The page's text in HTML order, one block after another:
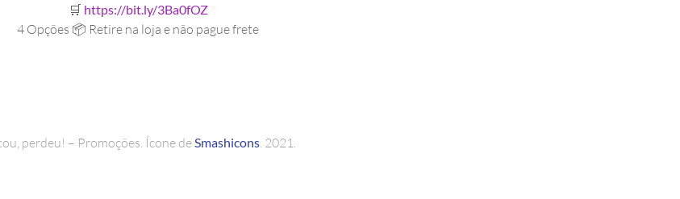
🛒 https://bit.ly/3Ba0fOZ
4 Opções 📦 Retire na loja e não pague frete
perdeu! – Promoções. Ícone deSmashicons . 2021.